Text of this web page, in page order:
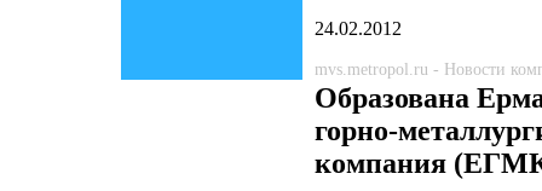
24.02.2012
mvs.metropol.ru - Новости
Образована
горно-
компания